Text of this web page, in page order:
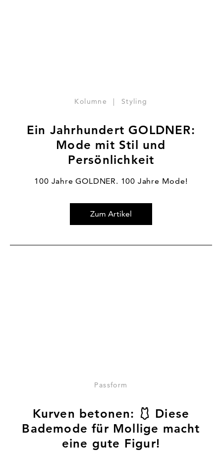
Kolumne | Styling
Ein Jahrhundert GOLDNER:
Mode mit Stil und
100 Jahre GOLDNER. 100 Jahre Mode!
Zum Artikel
Passform
Kurven betonen: 🩱 Diese
Bademode für Mollige macht
eine gute Figur!